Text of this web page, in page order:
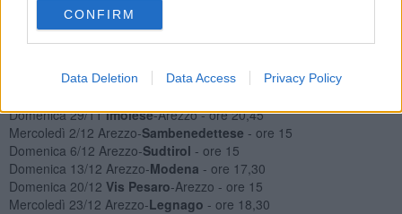
CONFIRM
Data Deletion Data Access Privacy Policy
dopo la partita interna con il Legnago, in programma il 23
dicembre. Manca però ancora una data per la partita appena
Domenica 22/11 Arezzo-
Fano- ore 17,30
Domenica 29/11Imolese-Arezzo - ore 20,45
Mercoledì 2/12 Arezzo-Sambenedettese - ore 15
Domenica 6/12 Arezzo-Sudtirol - ore 15
Domenica 13/12 Arezzo-Modena - ore 17,30
Domenica 20/12 Vis Pesaro-Arezzo - ore 15
Mercoledì 23/12 Arezzo-Legnago - ore 18,30